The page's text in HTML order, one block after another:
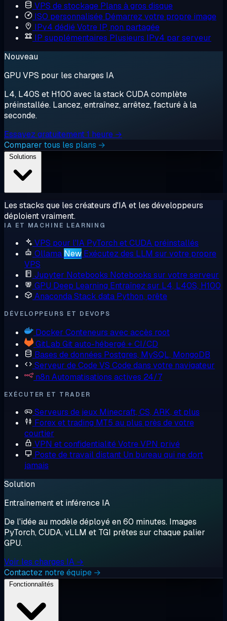
VPS de stockage Plans à gros disque
ISO personnalisée Démarrez votre propre image
IPv4 dédiéVotre IP, non partagée
IP supplémentaires Plusieurs IPv4 par serveur
Nouveau
GPU VPS pour les charges IA
L4, L40S et H100 avec la stack CUDA complète
préinstallée. Lancez, entraînez, arrêtez, facturé à la
seconde.
Essayez gratuitement 1 heure →
Comparer tous les plans →
Les stacks que les créateurs d'IA et les développeurs
déploient vraiment.
IA ET MACHINE LEARNING
VPS pour l'IA PyTorch et CUDA préinstallés
Ollama New Exécutez des LLM sur votre propre
VPS
Jupyter Notebooks Notebooks sur votre serveur
GPU Deep Learning Entraînez sur L4, L40S, H100
AnacondaStack data Python, prête
DÉVELOPPEURS ET DEVOPS
Docker Conteneurs avec accès root
GitLab Git auto-hébergé + CI/CD
Bases de données Postgres, MySQL, MongoDB
Serveur de CodeVS Code dans votre navigateur
n8n Automatisations actives 24/7
EXÉCUTER ET TRADER
Serveurs de jeux Minecraft, CS, ARK, et plus
Forex et trading MT5 au plus près de votre
courtier
VPN et confidentialitéVotre VPN privé
Poste de travail distant Un bureau qui ne dort
jamais
Solution
Entraînement et inférence IA
De l'idée au modèle déployé en 60 minutes. Images
PyTorch, CUDA, vLLM et TGI prêtes sur chaque palier
GPU.
Voir les charges IA →
Contactez notre équipe →